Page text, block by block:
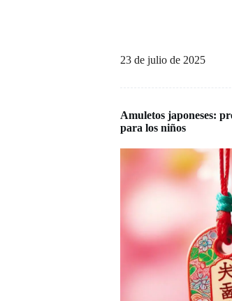
23 de julio de 2025
Amuletos japoneses:
para los niños